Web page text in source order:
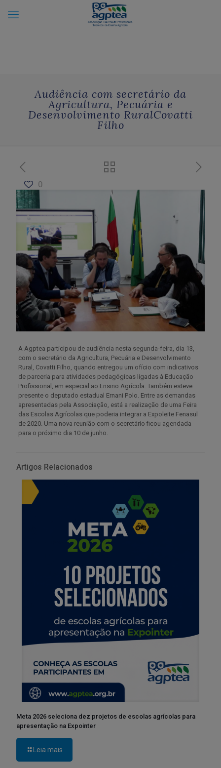
Audiência com secretário da
Agricultura, Pecuária e
Desenvolvimento RuralCovatti
Filho
0
A Agptea participou de audiência nesta segunda-feira, dia 13,
com o secretário da Agricultura, Pecuária e Desenvolvimento
Rural, Covatti Filho, quando entregou um ofício com indicativos
de parceria para atividades pedagógicas ligadas à Educação
Profissional, em especial ao Ensino Agrícola. Também esteve
presente o deputado estadual Ernani Polo. Entre as demandas
apresentadas pela Associação, está a realização de uma Feira
das Escolas Agrícolas que poderia integrar a Expoleite Fenasul
de 2020. Uma nova reunião com o secretário ficou agendada
para o próximo dia 10 de junho.
Artigos Relacionados
Meta 2026 seleciona dez projetos de escolas agrícolas para
apresentação na Expointer
Leia mais